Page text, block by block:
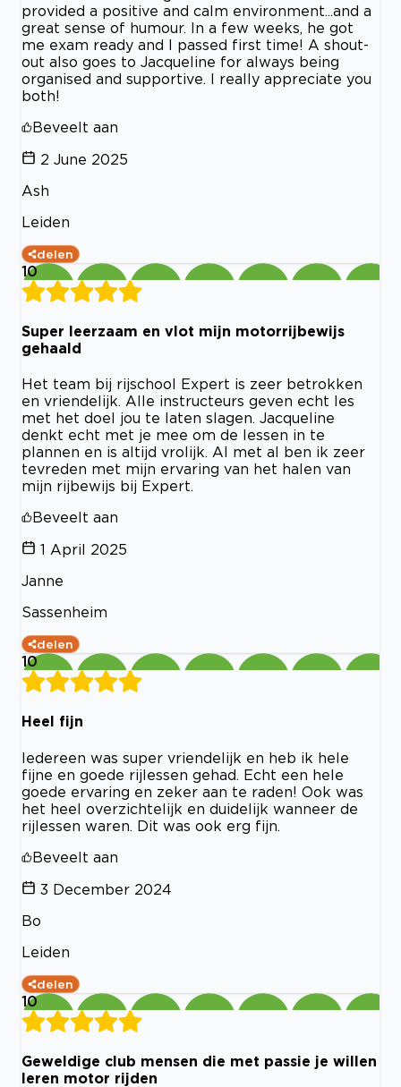
provided a positive and calm environment...and a
great sense of humour. In a few weeks, he got
me exam ready and I passed first time! A shout-
out also goes to Jacqueline for always being
organised and supportive. I really appreciate you
both!
Beveelt aan
2 June 2025
Ash
Leiden
delen
10
Super leerzaam en vlot mijn motorrijbewijs
gehaald
Het team bij rijschool Expert is zeer betrokken
en vriendelijk. Alle instructeurs geven echt les
met het doel jou te laten slagen. Jacqueline
denkt echt met je mee om de lessen in te
plannen en is altijd vrolijk. Al met al ben ik zeer
tevreden met mijn ervaring van het halen van
mijn rijbewijs bij Expert.
Beveelt aan
1 April 2025
Janne
Sassenheim
delen
10
Heel fijn
Iedereen was super vriendelijk en heb ik hele
fijne en goede rijlessen gehad. Echt een hele
goede ervaring en zeker aan te raden! Ook was
het heel overzichtelijk en duidelijk wanneer de
rijlessen waren. Dit was ook erg fijn.
Beveelt aan
3 December 2024
Bo
Leiden
delen
10
Geweldige club mensen die met passie je willen
leren motor rijden